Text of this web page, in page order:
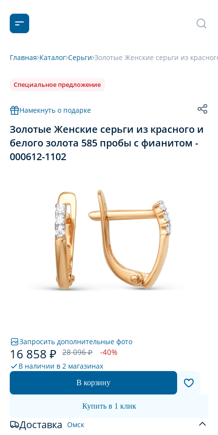
Главная Каталог Серьги Золотые Женские серьги из
Специальное предложение
Намекнуть о подарке
Золотые Женские серьги из красного и
белого золота 585 пробы с фианитом -
000612-1102
Запросить дополнительные фото
16 858 ₽ 28 096 ₽ -40%
В наличии в 2 магазинах
В корзину
Купить в 1 клик
Доставка Омск